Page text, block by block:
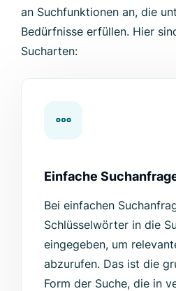
an Suchfunktionen an, die
Bedürfnisse erfüllen. Hier
Sucharten:
Einfache
Bei einfachen
Schlüsselwörter in die
eingegeben, um
abzurufen. Das ist die
Form der Suche, die in